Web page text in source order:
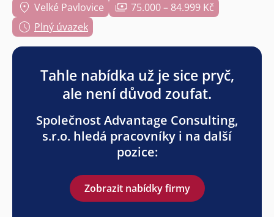
Velké Pavlovice
75.000 – 84.999 Kč
Plný úvazek
Tahle nabídka už je sice pryč,
ale není důvod zoufat.
Společnost Advantage Consulting,
s.r.o. hledá pracovníky i na další
pozice:
Zobrazit nabídky firmy